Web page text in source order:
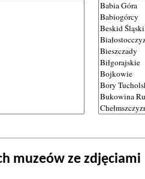
muzeów ze zdjęciami